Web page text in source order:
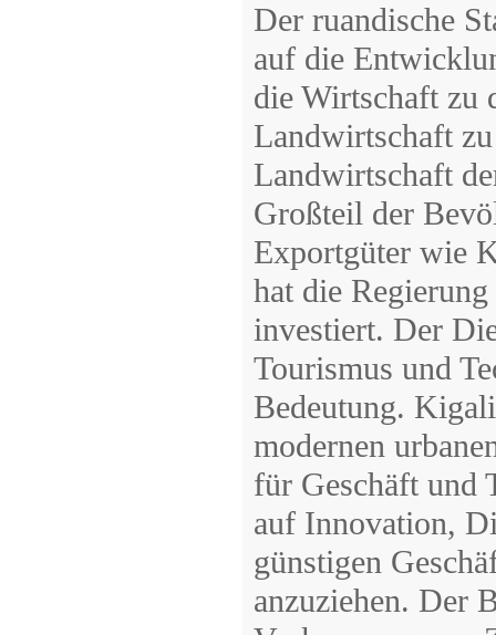
Der ruandische
auf die
die Wirtschaft zu
Landwirtschaft
Landwirtschaft
Großteil der
Exportgüter wie
hat die
investiert. Der
Tourismus und
Bedeutung.
modernen
für Geschäft und
auf Innovation,
günstigen
anzuziehen. Der